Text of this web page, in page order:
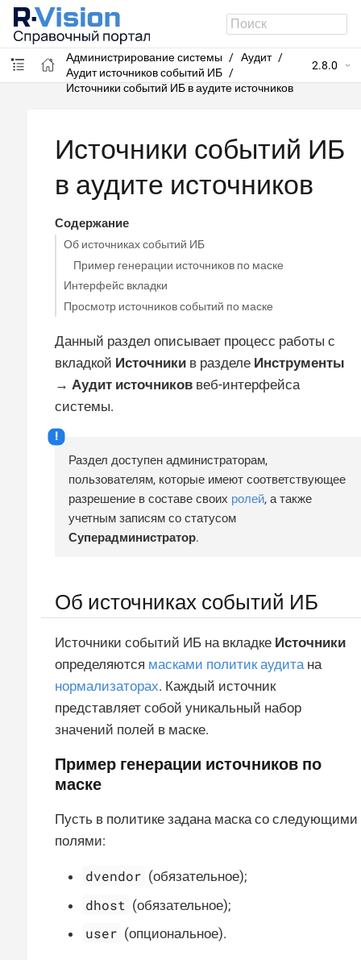
R-Vision SIEM
Администрирование системы
Аудит
Аудит источников событий ИБ
Источники событий ИБ в аудите источников
2.8.0
Источники событий ИБ
в аудите источников
Содержание
Об источниках событий ИБ
Пример генерации источников по маске
Интерфейс вкладки
Просмотр источников событий по маске
Данный раздел описывает процесс работы с
вкладкой Источники в разделе Инструменты
→ Аудит источников веб-интерфейса
системы.
Раздел доступен администраторам,
пользователям, которые имеют соответствующее
разрешение в составе своих ролей, а также
учетным записям со статусом
Суперадминистратор.
Об источниках событий ИБ
Источники событий ИБ на вкладке Источники
определяются масками политик аудитана
нормализаторах. Каждый источник
представляет собой уникальный набор
значений полей в маске.
Пример генерации источников по
маске
Пусть в политике задана маска со следующими
полями:
dvendor (обязательное);
dhost (обязательное);
user (опциональное).